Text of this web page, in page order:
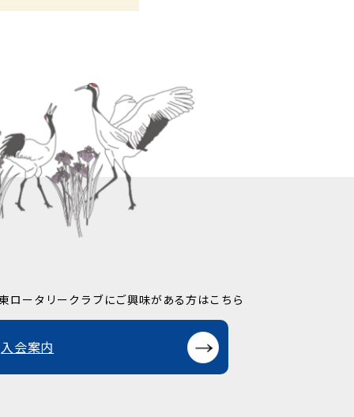
ロータリークラブにご興味がある方はこちら
入会案内